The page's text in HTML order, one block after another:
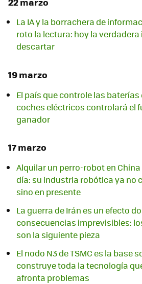
La IA y la borrachera de
roto la lectura: hoy la
descartar
19 marzo
El país que controle las
coches eléctricos controlará el
ganador
17 marzo
Alquilar un perro-robot en
día: su industria robótica ya no
sino en presente
La guerra de Irán es un efecto
consecuencias imprevisibles:
son la siguiente pieza
El nodo N3 de TSMC es la base
construye toda la tecnología
afronta problemas